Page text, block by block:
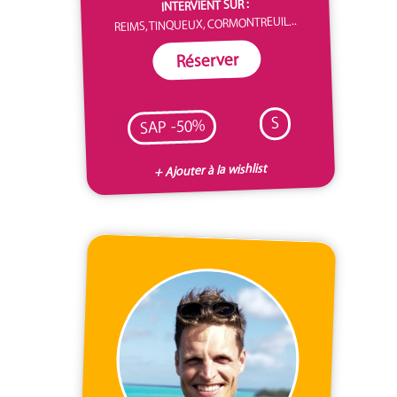
INTERVIENT SUR :
REIMS, TINQUEUX, CORMONTREUIL...
Réserver
SAP -50% S
+ Ajouter à la wishlist